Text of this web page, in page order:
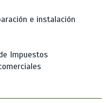
e instalación
Impuestos